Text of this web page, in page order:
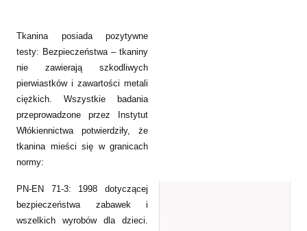
Tkanina posiada pozytywne
testy: Bezpieczeństwa – tkaniny
nie zawierają szkodliwych
pierwiastków i zawartości metali
ciężkich. Wszystkie badania
przeprowadzone przez Instytut
Włókiennictwa potwierdziły, że
tkanina mieści się w granicach
normy:
PN-EN 71-3: 1998 dotyczącej
bezpieczeństwa zabawek i
wszelkich wyrobów dla dzieci.